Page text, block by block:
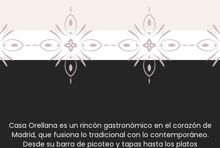
Casa Orellana es un rincón gastronómico en el corazón de
Madrid, que fusiona lo tradicional con lo contemporáneo.
Desde su barra de picoteo y tapas hasta los platos